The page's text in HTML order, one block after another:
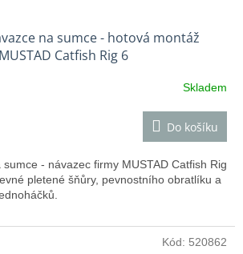
na sumce - hotová montáž
MUSTAD Catfish Rig 6
Skladem
Do košíku
- návazec firmy MUSTAD Catfish Rig
pletené šňůry, pevnostního obratlíku a
Kód: 520862